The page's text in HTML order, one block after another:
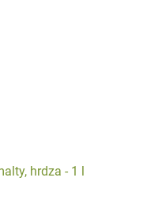
hrdza - 1 l